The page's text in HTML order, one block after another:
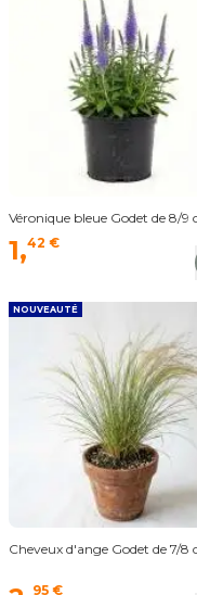
Véronique bleue Godet de 8/9
1,42 €
NOUVEAUTÉ
Cheveux d'ange Godet de 7/8
95 €